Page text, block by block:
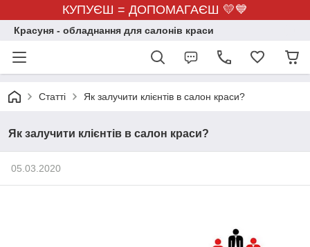
КУПУЄШ = ДОПОМАГАЄШ 💛💙
Красуня - обладнання для салонів краси
Статті Як залучити клієнтів в салон краси?
Як залучити клієнтів в салон краси?
05.03.2020